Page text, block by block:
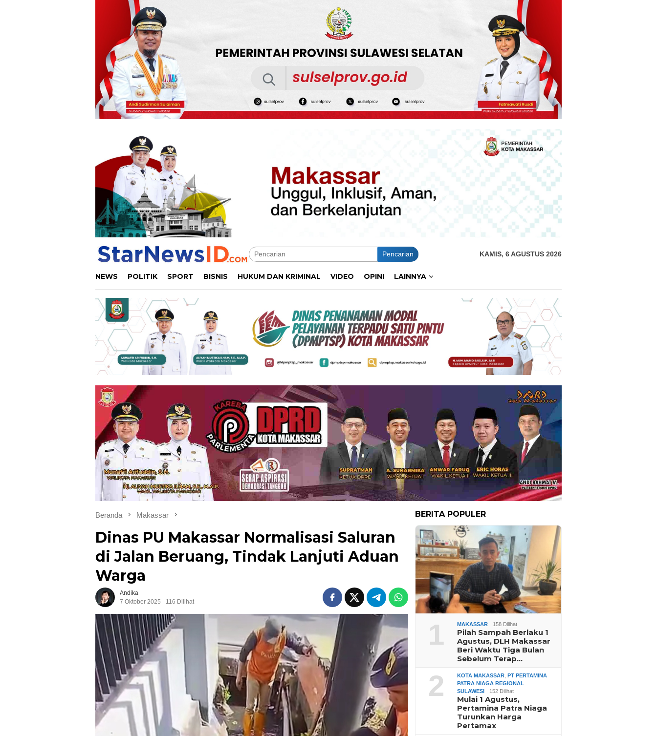
Pencarian KAMIS, 6 AGUSTUS 2026
NEWS POLITIK SPORT BISNIS HUKUM DAN KRIMINAL VIDEO OPINI LAINNYA
Beranda Makassar
Dinas PU Makassar Normalisasi Saluran
di Jalan Beruang, Tindak Lanjuti Aduan
Warga
Andika
7 Oktober 2025
116 Dilihat
BERITA POPULER
1 MAKASSAR 158 Dilihat
Pilah Sampah Berlaku 1
Agustus, DLH Makassar
Beri Waktu Tiga Bulan
Sebelum Terap…
2 KOTA MAKASSAR ,PT PERTAMINA
PATRA NIAGA REGIONAL
SULAWESI
152 Dilihat
Mulai 1 Agustus,
Pertamina Patra Niaga
Turunkan Harga
Pertamax